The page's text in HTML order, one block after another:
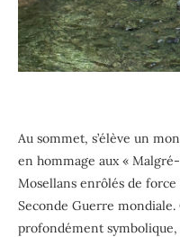
Au sommet, s’élève un
en hommage aux «
Mosellans enrôlés de force
Seconde Guerre
profondément symbolique,